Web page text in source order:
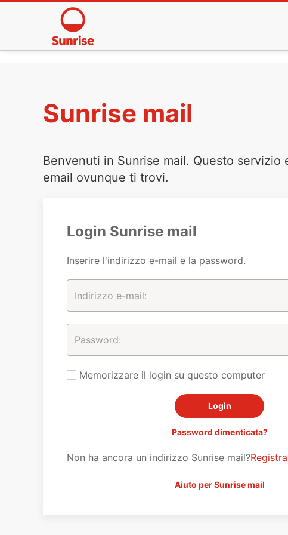
Sunrise mail
Benvenuti in Sunrise mail. Questo
email ovunque ti trovi.
Login Sunrise mail
Inserire l'indirizzo e-mail e la password.
Memorizzare il login su questo computer
Password dimenticata?
Non ha ancora un indirizzo Sunrise mail?
Aiuto per Sunrise mail